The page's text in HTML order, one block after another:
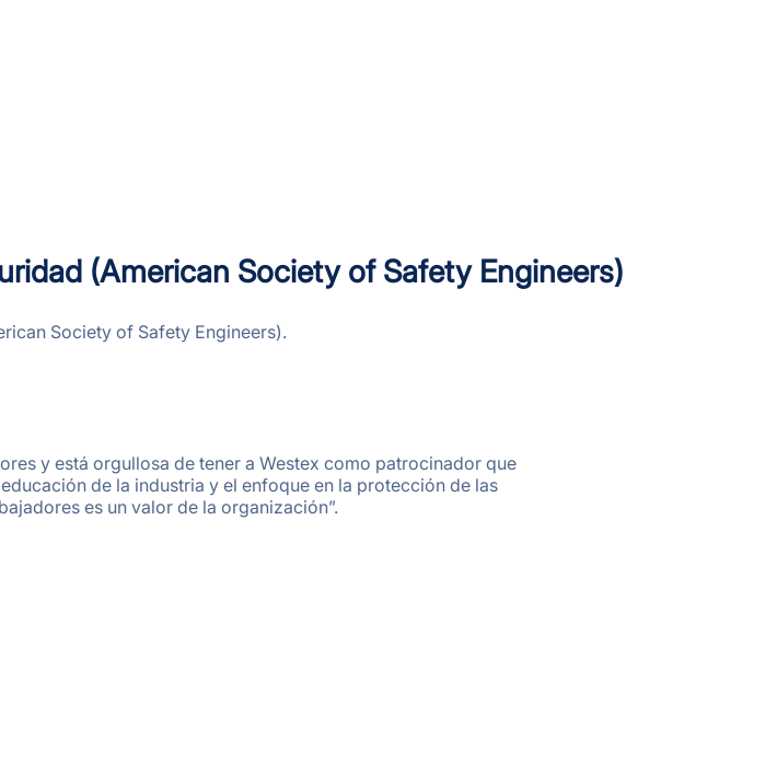
(American Society of Safety Engineers)
Society of Safety Engineers).
y está orgullosa de tener a Westex como patrocinador que
de la industria y el enfoque en la protección de las
es un valor de la organización”.